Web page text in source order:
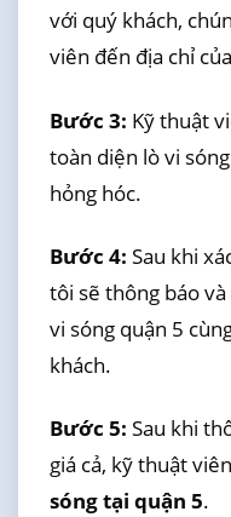
với quý khách,
viên đến địa chỉ
Bước 3: Kỹ thuật
toàn diện lò vi
hỏng hóc.
Bước 4: Sau khi
tôi sẽ thông báo
vi sóng quận 5
khách.
Bước 5: Sau khi
giá cả, kỹ thuật
sóng tại quận 5.